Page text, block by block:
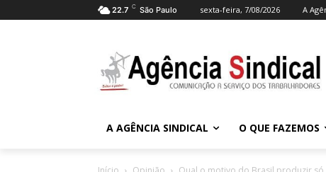
22.7 C São Paulo sexta-feira, 7/08/2026 A
A AGÊNCIA SINDICAL O QUE FAZEMOS